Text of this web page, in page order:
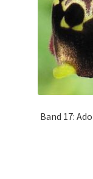
Band 17: